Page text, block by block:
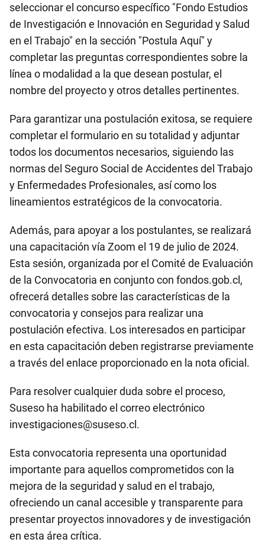
seleccionar el concurso específico "Fondo Estudios
de Investigación e Innovación en Seguridad y Salud
en el Trabajo" en la sección "Postula Aquí" y
completar las preguntas correspondientes sobre la
línea o modalidad a la que desean postular, el
nombre del proyecto y otros detalles pertinentes.
Para garantizar una postulación exitosa, se requiere
completar el formulario en su totalidad y adjuntar
todos los documentos necesarios, siguiendo las
normas del Seguro Social de Accidentes del Trabajo
y Enfermedades Profesionales, así como los
lineamientos estratégicos de la convocatoria.
Además, para apoyar a los postulantes, se realizará
una capacitación vía Zoom el 19 de julio de 2024.
Esta sesión, organizada por el Comité de Evaluación
de la Convocatoria en conjunto con fondos.gob.cl,
ofrecerá detalles sobre las características de la
convocatoria y consejos para realizar una
postulación efectiva. Los interesados en participar
en esta capacitación deben registrarse previamente
a través del enlace proporcionado en la nota oficial.
Para resolver cualquier duda sobre el proceso,
Suseso ha habilitado el correo electrónico
investigaciones@suseso.cl .
Esta convocatoria representa una oportunidad
importante para aquellos comprometidos con la
mejora de la seguridad y salud en el trabajo,
ofreciendo un canal accesible y transparente para
presentar proyectos innovadores y de investigación
en esta área crítica.